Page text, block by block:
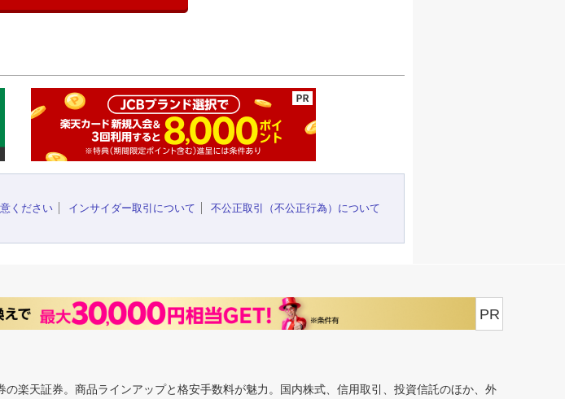
ください インサイダー取引について
不公正取引（不公正行為）について
PR
楽天証券。商品ラインアップと格安手数料が魅力。国内株式、信用取引、投資信託のほか、外